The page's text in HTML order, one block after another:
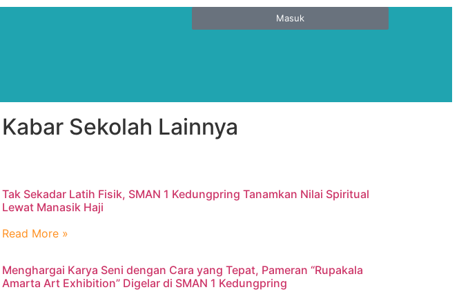
Masuk
Kabar Sekolah Lainnya
Tak Sekadar Latih Fisik, SMAN 1 Kedungpring Tanamkan Nilai Spiritual
Lewat Manasik Haji
Read More »
Menghargai Karya Seni dengan Cara yang Tepat, Pameran “Rupakala
Amarta Art Exhibition” Digelar di SMAN 1 Kedungpring